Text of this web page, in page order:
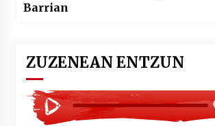
Barrian
ZUZENEAN ENTZUN